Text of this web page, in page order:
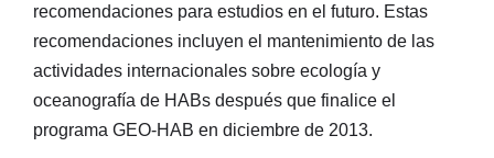
recomendaciones para estudios en el futuro. Estas
recomendaciones incluyen el mantenimiento de las
actividades internacionales sobre ecología y
oceanografía de HABs después que finalice el
programa GEO-HAB en diciembre de 2013.